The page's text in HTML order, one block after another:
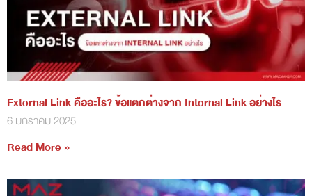
External Link คืออะไร? ข้อแตกต่างจาก Internal Link อย่างไร
6 มกราคม 2025
Read More »